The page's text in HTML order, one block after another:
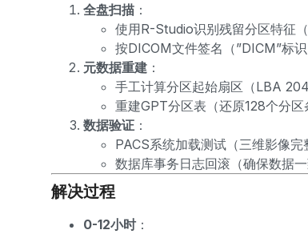
全盘扫描 ：
使用R-Studio识别残留分区特征
按DICOM文件签名（”DICM”标
元数据重建 ：
手工计算分区起始扇区（LBA
重建GPT分区表（还原128个分区
数据验证 ：
PACS系统加载测试（三维影像完
数据库事务日志回滚（确保数据一
解决过程
0-12小时：